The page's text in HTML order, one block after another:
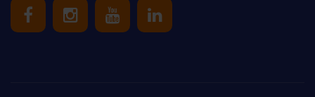
Uniek Sporten op Facebook
Uniek Sporten op Instagram
Uniek Sporten op Youtube
Uniek Sporten op